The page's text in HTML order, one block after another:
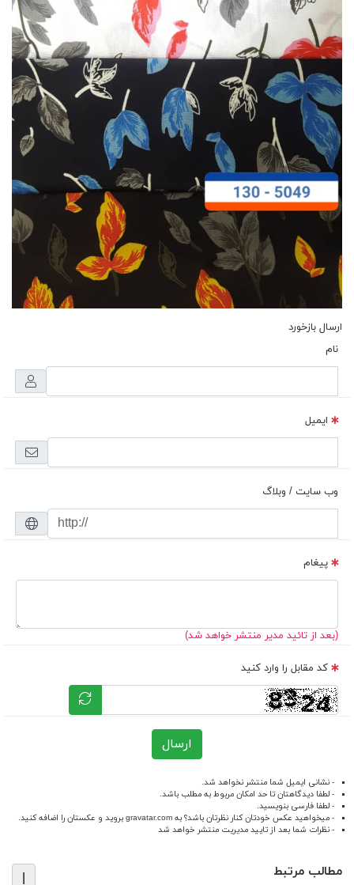
ارسال بازخورد
نام
ایمیل
وب سایت / وبلاگ
پیغام
(بعد از تائید مدیر منتشر خواهد شد)
کد مقابل را وارد کنید
ارسال
- نشانی ایمیل شما منتشر نخواهد شد.
- لطفا دیدگاهتان تا حد امکان مربوط به مطلب باشد.
- لطفا فارسی بنویسید.
- میخواهید عکس خودتان کنار نظرتان باشد؟ به gravatar.com بروید و عکستان را اضافه کنید.
- نظرات شما بعد از تایید مدیریت منتشر خواهد شد
مطالب مرتبط |